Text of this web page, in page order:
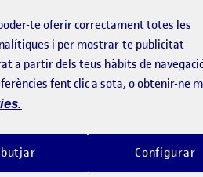
te oferir correctament totes les
i per mostrar-te publicitat
a partir dels teus hàbits de
fent clic a sota, o obtenir-ne
Configurar